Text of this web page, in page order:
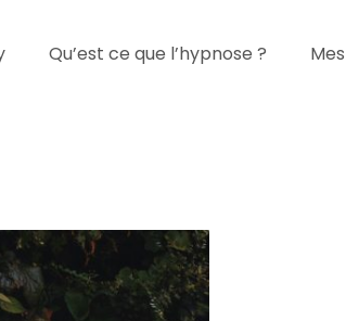
Qu’est ce que l’hypnose ?